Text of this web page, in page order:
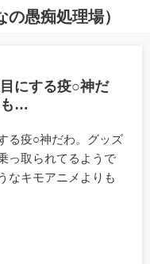
愚痴処理場）
にする疫○神だ
も…
る疫○神だわ。グッズ
っ取られてるようで
なキモアニメよりも